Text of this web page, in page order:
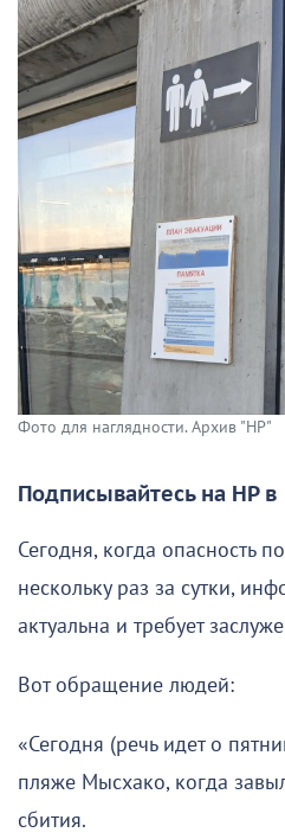
Фото для наглядности. Архив "НР"
Подписывайтесь на НР в
Сегодня, когда опасность
нескольку раз за сутки,
актуальна и требует
Вот обращение людей:
«Сегодня (речь идет о
пляже Мысхако, когда
сбития.